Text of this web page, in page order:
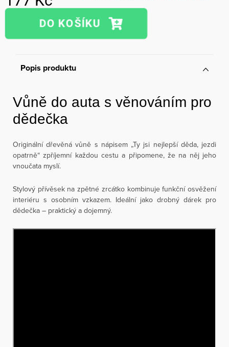
Měrná
Popis produktu
Vůně do auta s věnováním pro
dědečka
Originální dřevěná vůně s nápisem „Ty jsi nejlepší děda, jezdi
opatrně“ zpříjemní každou cestu a připomene, že na něj jeho
vnoučata myslí.
Stylový přívěsek na zpětné zrcátko kombinuje funkční osvěžení
interiéru s osobním vzkazem. Ideální jako drobný dárek pro
dědečka – praktický a dojemný.